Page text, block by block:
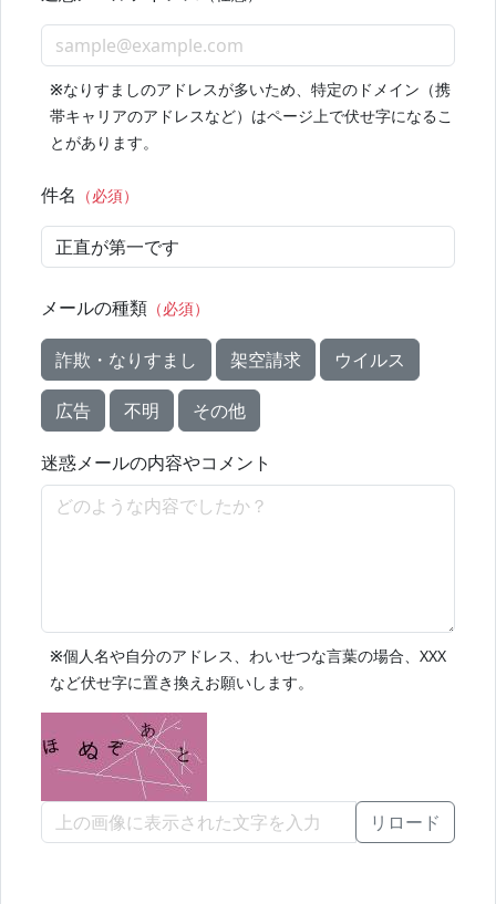
※なりすましのアドレスが多いため、特定のドメイン（携
帯キャリアのアドレスなど）はページ上で伏せ字になるこ
とがあります。
件名 （必須）
メールの種類 （必須）
詐欺・なりすまし 架空請求 ウイルス
広告 不明 その他
迷惑メールの内容やコメント
※個人名や自分のアドレス、わいせつな言葉の場合、XXX
など伏せ字に置き換えお願いします。
リロード